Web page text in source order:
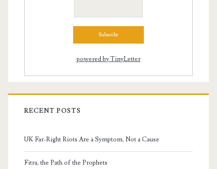
powered by TinyLetter
RECENT POSTS
UK Far-Right Riots Are a Symptom, Not a Cause
Fitra, the Path of the Prophets